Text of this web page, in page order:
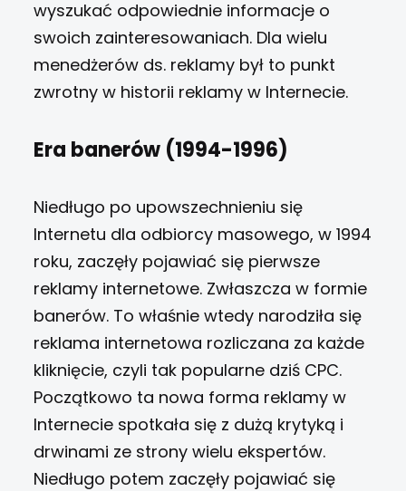
wyszukać odpowiednie informacje o
swoich zainteresowaniach. Dla wielu
menedżerów ds. reklamy był to punkt
zwrotny w historii reklamy w Internecie.
Era banerów (1994-1996)
Niedługo po upowszechnieniu się
Internetu dla odbiorcy masowego, w 1994
roku, zaczęły pojawiać się pierwsze
reklamy internetowe. Zwłaszcza w formie
banerów. To właśnie wtedy narodziła się
reklama internetowa rozliczana za każde
kliknięcie, czyli tak popularne dziś CPC.
Początkowo ta nowa forma reklamy w
Internecie spotkała się z dużą krytyką i
drwinami ze strony wielu ekspertów.
Niedługo potem zaczęły pojawiać się